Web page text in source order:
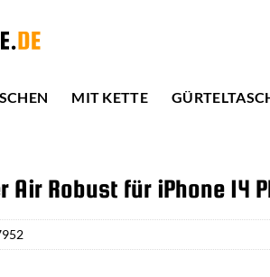
MIT KETTE
Air Robust für iPhone 14